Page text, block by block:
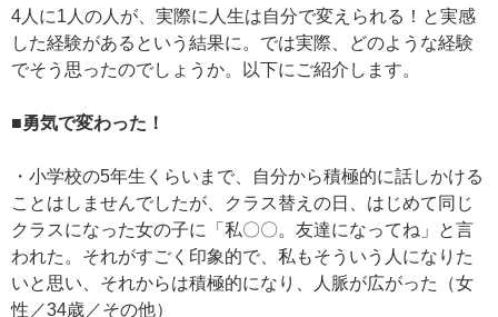
4人に1人の人が、実際に人生は自分で変えられる！と実感
した経験があるという結果に。では実際、どのような経験
でそう思ったのでしょうか。以下にご紹介します。
■勇気で変わった！
・小学校の5年生くらいまで、自分から積極的に話しかける
ことはしませんでしたが、クラス替えの日、はじめて同じ
クラスになった女の子に「私〇〇。友達になってね」と言
われた。それがすごく印象的で、私もそういう人になりた
いと思い、それからは積極的になり、人脈が広がった（女
性／34歳／その他）